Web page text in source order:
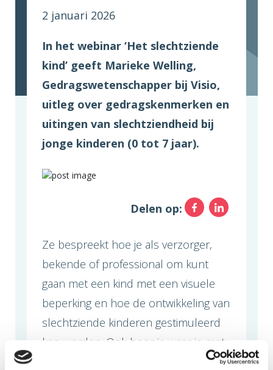
2 januari 2026
In het webinar ‘Het slechtziende
kind’ geeft Marieke Welling,
Gedragswetenschapper bij Visio,
uitleg over gedragskenmerken en
uitingen van slechtziendheid bij
jonge kinderen (0 tot 7 jaar).
Delen op:
Ze bespreekt hoe je als verzorger,
bekende of professional om kunt
gaan met een kind met een visuele
beperking en hoe de ontwikkeling van
slechtziende kinderen gestimuleerd
kan worden. Ook hoor je waar je met
je kind terecht kan voor eventuele